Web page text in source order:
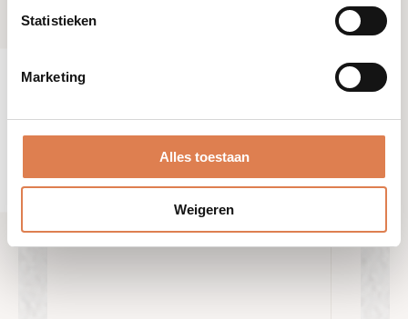
Statistieken
Marketing
Alles toestaan
Weigeren